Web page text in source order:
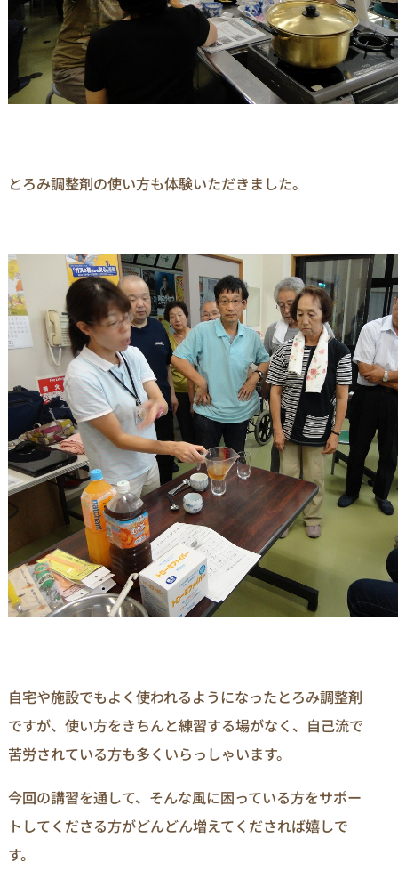
とろみ調整剤の使い方も体験いただきました。
自宅や施設でもよく使われるようになったとろみ調整剤
ですが、使い方をきちんと練習する場がなく、自己流で
苦労されている方も多くいらっしゃいます。
今回の講習を通して、そんな風に困っている方をサポー
トしてくださる方がどんどん増えてくだされば嬉しで
す。